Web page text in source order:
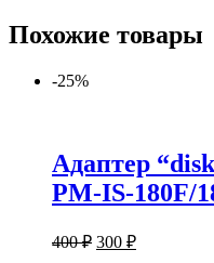
Похожие товары
-25%
Адаптер
PM-IS-180F/
400₽ 300 ₽